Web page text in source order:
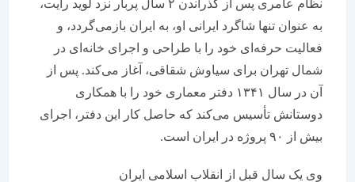
نظام عامری پس از گذراندن ۲ سال پربار نزد لوید رایت،
عنوان تنها شاگرد ایرانی او، به ایران بازمی‌گردد، و
حرفه‌ای خود را با طراحی و اجرای خانه‌ای در
تهران برای سیاوش شقاقی، آغاز می‌کند. پس از
آن در سال ۱۳۴۱ دفتر معماری خود را با همکاری
تأسیس می‌کند که حاصل کار این دفتر، اجرای
۹۰ پروژه در ایران است.
یک سال قبل از انقلاب اسلامی ایران